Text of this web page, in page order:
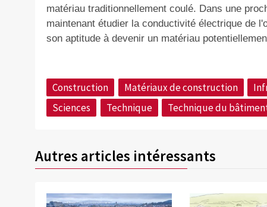
matériau traditionnellement coulé. Dans une
maintenant étudier la conductivité électrique de
son aptitude à devenir un matériau
Construction Matériaux de construction
Sciences
Technique Technique du
Autres articles intéressants